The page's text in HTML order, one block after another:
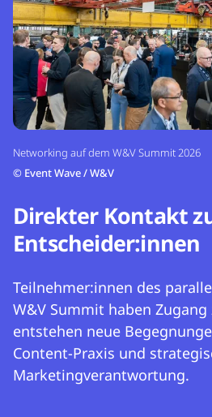
Networking auf dem W&V Summit 2026
© Event Wave / W&V
Direkter Kontakt
Entscheider:innen
Teilnehmer:innen des
W&V Summit haben Zugang
entstehen neue
Content-Praxis und
Marketingverantwortung.